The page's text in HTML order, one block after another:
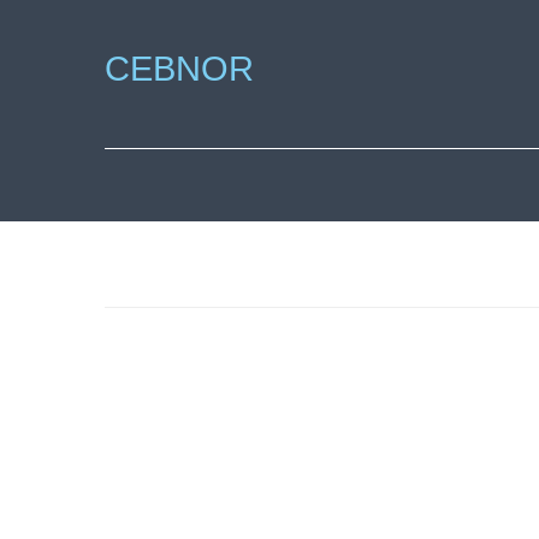
CEBNOR